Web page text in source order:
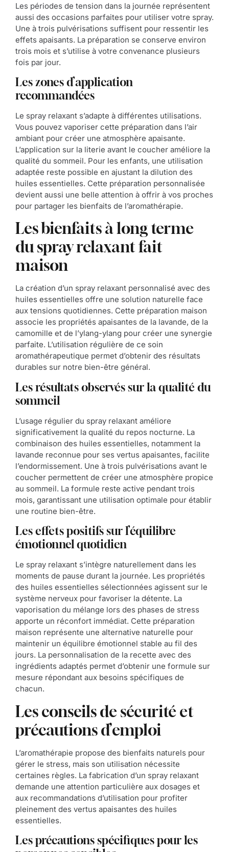
Les périodes de tension dans la journée représentent
aussi des occasions parfaites pour utiliser votre spray.
Une à trois pulvérisations suffisent pour ressentir les
effets apaisants. La préparation se conserve environ
trois mois et s’utilise à votre convenance plusieurs
fois par jour.
Les zones d’application
recommandées
Le spray relaxant s’adapte à différentes utilisations.
Vous pouvez vaporiser cette préparation dans l’air
ambiant pour créer une atmosphère apaisante.
L’application sur la literie avant le coucher améliore la
qualité du sommeil. Pour les enfants, une utilisation
adaptée reste possible en ajustant la dilution des
huiles essentielles. Cette préparation personnalisée
devient aussi une belle attention à offrir à vos proches
pour partager les bienfaits de l’aromathérapie.
Les bienfaits à long terme
du spray relaxant fait
maison
La création d’un spray relaxant personnalisé avec des
huiles essentielles offre une solution naturelle face
aux tensions quotidiennes. Cette préparation maison
associe les propriétés apaisantes de la lavande, de la
camomille et de l’ylang-ylang pour créer une synergie
parfaite. L’utilisation régulière de ce soin
aromathérapeutique permet d’obtenir des résultats
durables sur notre bien-être général.
Les résultats observés sur la qualité du
sommeil
L’usage régulier du spray relaxant améliore
significativement la qualité du repos nocturne. La
combinaison des huiles essentielles, notamment la
lavande reconnue pour ses vertus apaisantes, facilite
l’endormissement. Une à trois pulvérisations avant le
coucher permettent de créer une atmosphère propice
au sommeil. La formule reste active pendant trois
mois, garantissant une utilisation optimale pour établir
une routine bien-être.
Les effets positifs sur l’équilibre
émotionnel quotidien
Le spray relaxant s’intègre naturellement dans les
moments de pause durant la journée. Les propriétés
des huiles essentielles sélectionnées agissent sur le
système nerveux pour favoriser la détente. La
vaporisation du mélange lors des phases de stress
apporte un réconfort immédiat. Cette préparation
maison représente une alternative naturelle pour
maintenir un équilibre émotionnel stable au fil des
jours. La personnalisation de la recette avec des
ingrédients adaptés permet d’obtenir une formule sur
mesure répondant aux besoins spécifiques de
chacun.
Les conseils de sécurité et
précautions d’emploi
L’aromathérapie propose des bienfaits naturels pour
gérer le stress, mais son utilisation nécessite
certaines règles. La fabrication d’un spray relaxant
demande une attention particulière aux dosages et
aux recommandations d’utilisation pour profiter
pleinement des vertus apaisantes des huiles
essentielles.
Les précautions spécifiques pour les